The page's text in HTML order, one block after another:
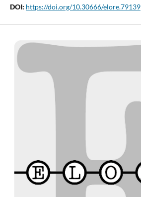
DOI: https://doi.org/10.30666/elore.79139